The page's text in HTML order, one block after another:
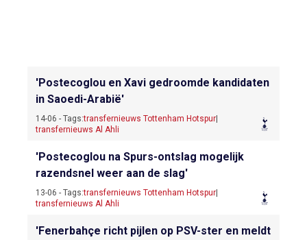
'Postecoglou en Xavi gedroomde kandidaten
in Saoedi-Arabië'
14-06 - Tags:transfernieuws Tottenham Hotspur
transfernieuws Al Ahli
'Postecoglou na Spurs-ontslag mogelijk
razendsnel weer aan de slag'
13-06 - Tags:transfernieuws Tottenham Hotspur
transfernieuws Al Ahli
'Fenerbahçe richt pijlen op PSV-ster en meldt